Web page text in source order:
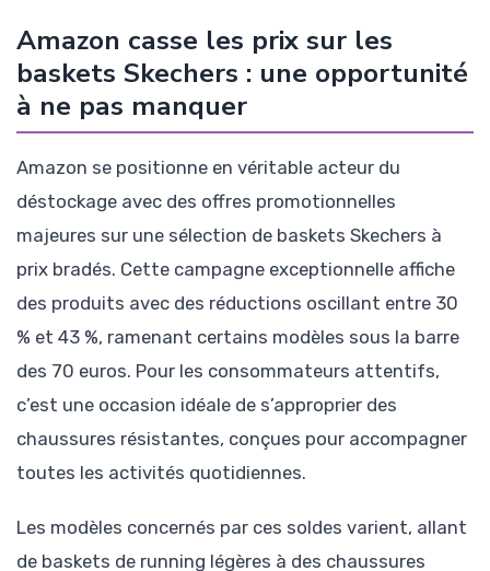
Amazon casse les prix sur les
baskets Skechers : une opportunité
à ne pas manquer
Amazon se positionne en véritable acteur du
déstockage avec des offres promotionnelles
majeures sur une sélection de baskets Skechers à
prix bradés. Cette campagne exceptionnelle affiche
des produits avec des réductions oscillant entre 30
% et 43 %, ramenant certains modèles sous la barre
des 70 euros. Pour les consommateurs attentifs,
c’est une occasion idéale de s’approprier des
chaussures résistantes, conçues pour accompagner
toutes les activités quotidiennes.
Les modèles concernés par ces soldes varient, allant
de baskets de running légères à des chaussures